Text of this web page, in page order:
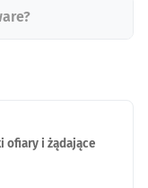
ofiary i żądające